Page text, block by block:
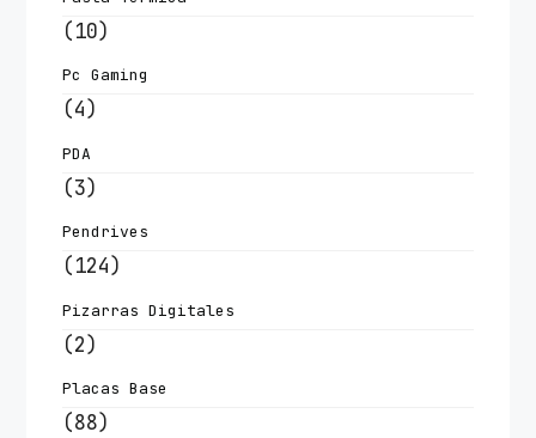
(10)
Pc Gaming
(4)
PDA
(3)
Pendrives
(124)
Pizarras Digitales
(2)
Placas Base
(88)